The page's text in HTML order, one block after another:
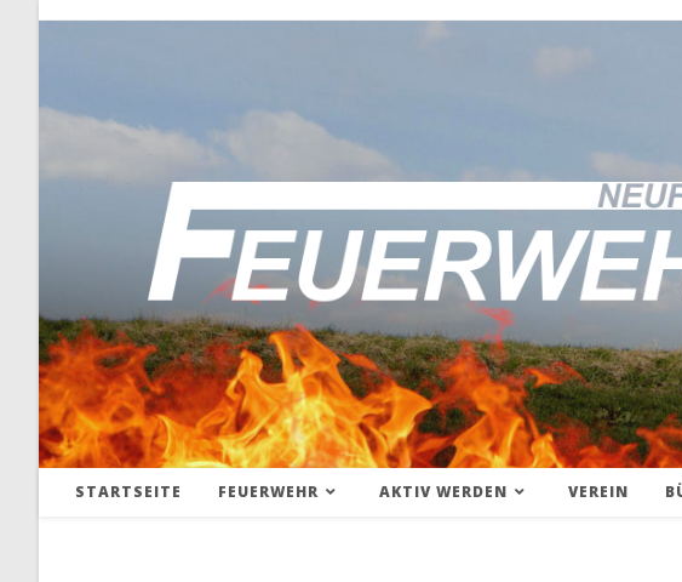
STARTSEITE FEUERWEHR AKTIV WERDEN VEREIN